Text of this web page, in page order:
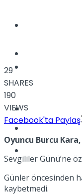
Spor
29
SHARES
190
VIEWS
Facebook'ta Paylaş
Oyuncu Burcu
Sevgililer Günü’ne
Günler öncesinden
kaybetmedi.